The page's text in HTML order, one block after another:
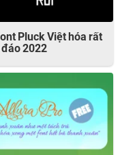
Pluck Việt hóa rất
2022